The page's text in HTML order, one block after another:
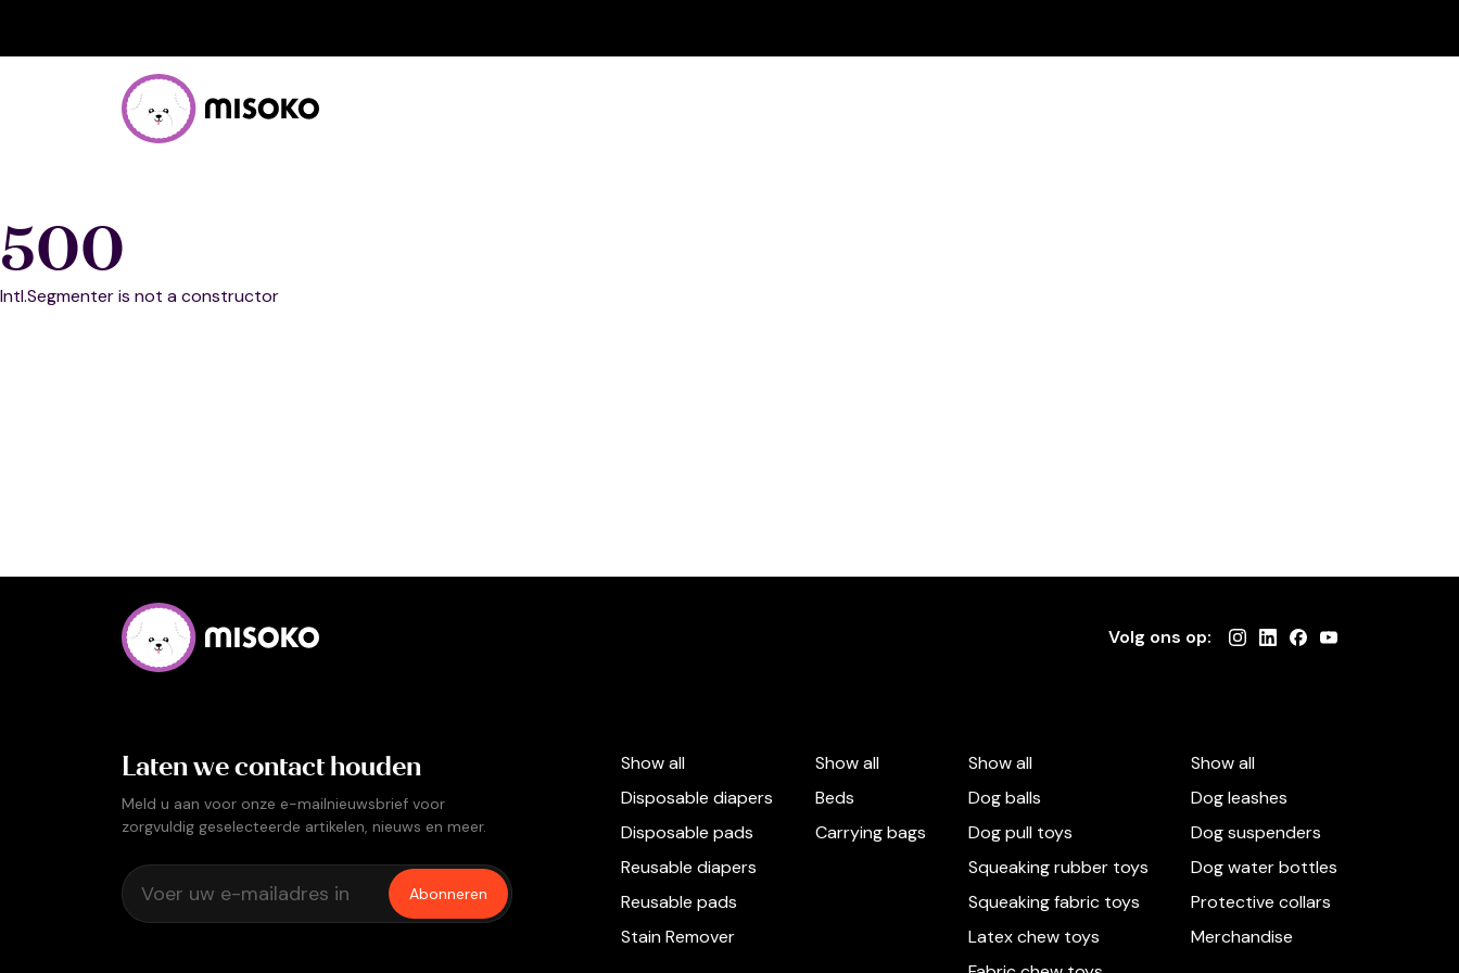
500
Intl.Segmenter is not a constructor
Volg ons op:
Laten we contact houden
Meld u aan voor onze e-mailnieuwsbrief voor
zorgvuldig geselecteerde artikelen, nieuws en meer.
Abonneren
Show all
Disposable diapers
Disposable pads
Reusable diapers
Reusable pads
Stain Remover
Show all
Beds
Carrying bags
Show all
Dog balls
Dog pull toys
Squeaking rubber toys
Squeaking fabric toys
Latex chew toys
Show all
Dog leashes
Dog suspenders
Dog water bottles
Protective collars
Merchandise